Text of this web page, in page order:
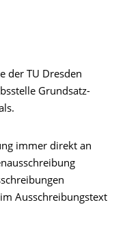
der TU Dresden
Grundsatz-
immer direkt an
Ausschreibungstext